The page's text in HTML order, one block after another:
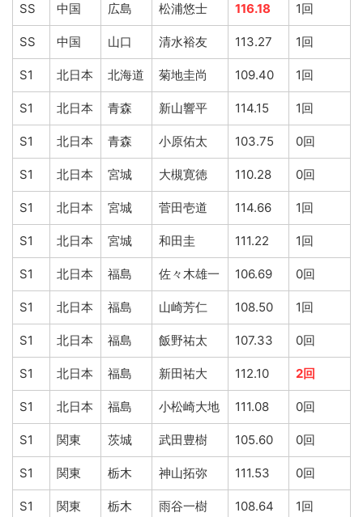
SS 中国 広島 松浦悠士 116.18 1回
SS 中国 山口 清水裕友 113.27 1回
S1 北日本 北海道 菊地圭尚 109.40 1回
S1 北日本 青森 新山響平 114.15 1回
S1 北日本 青森 小原佑太 103.75 0回
S1 北日本 宮城 大槻寛徳 110.28 0回
S1 北日本 宮城 菅田壱道 114.66 1回
S1 北日本 宮城 和田圭 111.22 1回
S1 北日本 福島 佐々木雄一 106.69 0回
S1 北日本 福島 山崎芳仁 108.50 1回
S1 北日本 福島 飯野祐太 107.33 0回
S1 北日本 福島 新田祐大 112.10 2回
S1 北日本 福島 小松崎大地 111.08 0回
S1 関東 茨城 武田豊樹 105.60 0回
S1 関東 栃木 神山拓弥 111.53 0回
S1 関東 栃木 雨谷一樹 108.64 1回